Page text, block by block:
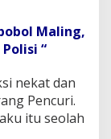
Maling,
“
nekat dan
Pencuri.
itu seolah